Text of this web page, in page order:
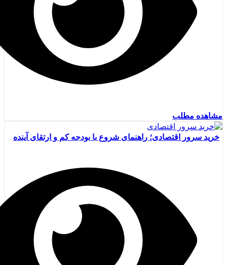
مشاهده مطلب
خرید سرور اقتصادی؛ راهنمای شروع با بودجه کم و ارتقای آینده